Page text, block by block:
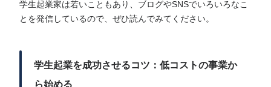
学生起業家は若いこともあり、ブログやSNSでいろいろなこ
とを発信しているので、ぜひ読んでみてください。
学生起業を成功させるコツ：低コストの事業か
ら始める